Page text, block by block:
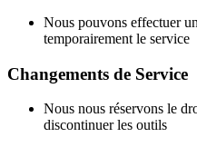
Nous pouvons effectuer
temporairement le service
Changements de Service
Nous nous réservons le
discontinuer les outils